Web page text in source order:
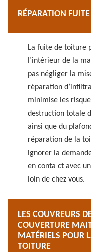
RÉPARATION
La fuite de toiture
l’intérieur de la
pas négliger la
réparation
minimise les
destruction totale
ainsi que du
réparation de la
ignorer la
en conta ct avec
loin de chez vous.
LES COUVREURS
COUVERTURE
MATÉRIELS POUR
TOITURE